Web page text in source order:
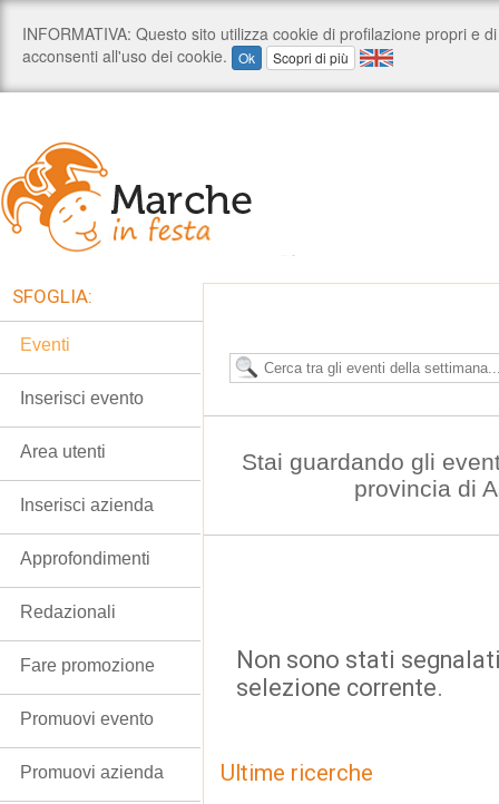
Stai guardando gli
provincia di
Non sono stati
selezione corrente.
Ultime ricerche
SFOGLIA:
Eventi
Inserisci evento
Area utenti
Inserisci azienda
Approfondimenti
Redazionali
Fare promozione
Promuovi evento
Promuovi azienda